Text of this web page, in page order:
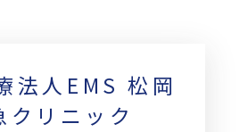
法人EMS 松岡
クリニック